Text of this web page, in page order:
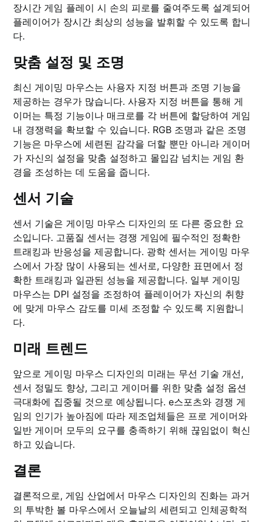
장시간 게임 플레이 시 손의 피로를 줄여주도록 설계되어
플레이어가 장시간 최상의 성능을 발휘할 수 있도록 합니
다.
맞춤 설정 및 조명
최신 게이밍 마우스는 사용자 지정 버튼과 조명 기능을
제공하는 경우가 많습니다. 사용자 지정 버튼을 통해 게
이머는 특정 기능이나 매크로를 각 버튼에 할당하여 게임
내 경쟁력을 확보할 수 있습니다. RGB 조명과 같은 조명
기능은 마우스에 세련된 감각을 더할 뿐만 아니라 게이머
가 자신의 설정을 맞춤 설정하고 몰입감 넘치는 게임 환
경을 조성하는 데 도움을 줍니다.
센서 기술
센서 기술은 게이밍 마우스 디자인의 또 다른 중요한 요
소입니다. 고품질 센서는 경쟁 게임에 필수적인 정확한
트래킹과 반응성을 제공합니다. 광학 센서는 게이밍 마우
스에서 가장 많이 사용되는 센서로, 다양한 표면에서 정
확한 트래킹과 일관된 성능을 제공합니다. 일부 게이밍
마우스는 DPI 설정을 조정하여 플레이어가 자신의 취향
에 맞게 마우스 감도를 미세 조정할 수 있도록 지원합니
다.
미래 트렌드
앞으로 게이밍 마우스 디자인의 미래는 무선 기술 개선,
센서 정밀도 향상, 그리고 게이머를 위한 맞춤 설정 옵션
극대화에 집중될 것으로 예상됩니다. e스포츠와 경쟁 게
임의 인기가 높아짐에 따라 제조업체들은 프로 게이머와
일반 게이머 모두의 요구를 충족하기 위해 끊임없이 혁신
하고 있습니다.
결론
결론적으로, 게임 산업에서 마우스 디자인의 진화는 과거
의 투박한 볼 마우스에서 오늘날의 세련되고 인체공학적